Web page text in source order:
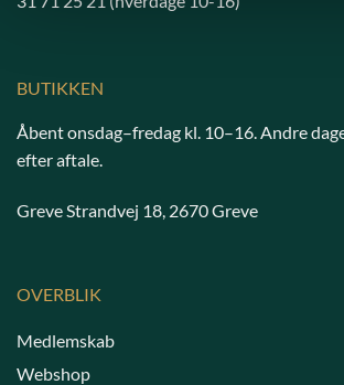
BUTIKKEN
Åbent onsdag–fredag kl. 10–16. Andre
efter aftale.
Greve Strandvej 18, 2670 Greve
OVERBLIK
Medlemskab
Webshop